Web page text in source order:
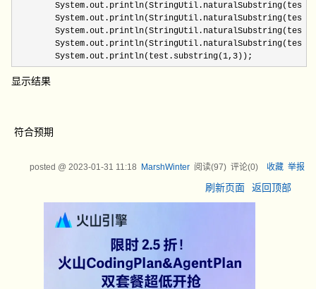
        System.out.println(test.substring(
1,3));
显示结果
符合预期
posted @ 2023-01-31 11:18 MarshWinter阅读(97) 评论(0) 收藏 举报
刷新页面 返回顶部